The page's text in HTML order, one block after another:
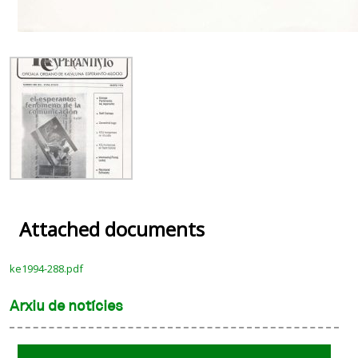
Attached documents
ke1994-288.pdf
Arxiu de notícies